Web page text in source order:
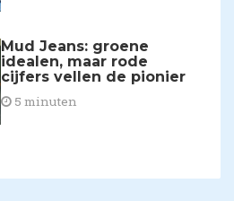
Mud Jeans: groene
idealen, maar rode
cijfers vellen de pionier
5 minuten